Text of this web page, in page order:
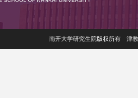
南开大学研究生院版权所有 津